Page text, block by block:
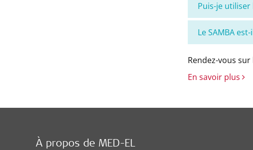
Puis-je utiliser
Le SAMBA
Rendez-vous
En savoir plus
À propos de MED-EL